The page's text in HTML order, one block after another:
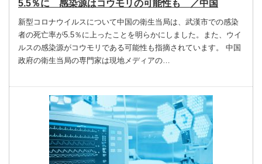
5.5％に 感染源はコウモリの可能性も ／中国
新型コロナウイルスについて中国の衛生当局は、武漢市での感染
者の死亡率が5.5％に上ったことを明らかにしました。また、ウイ
ルスの感染源がコウモリである可能性も指摘されています。 中国
政府の衛生当局の専門家は現地メディアの…